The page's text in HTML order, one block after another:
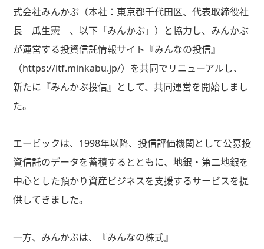
式会社みんかぶ（本社：東京都千代田区、代表取締役社
長 瓜生憲 、以下「みんかぶ」）と協力し、みんかぶ
が運営する投資信託情報サイト『みんなの投信』
（https://itf.minkabu.jp/）を共同でリニューアルし、
新たに『みんかぶ投信』として、共同運営を開始しまし
た。
エービックは、1998年以降、投信評価機関として公募投
資信託のデータを蓄積するとともに、地銀・第二地銀を
中心とした預かり資産ビジネスを支援するサービスを提
供してきました。
一方、みんかぶは、『みんなの株式』